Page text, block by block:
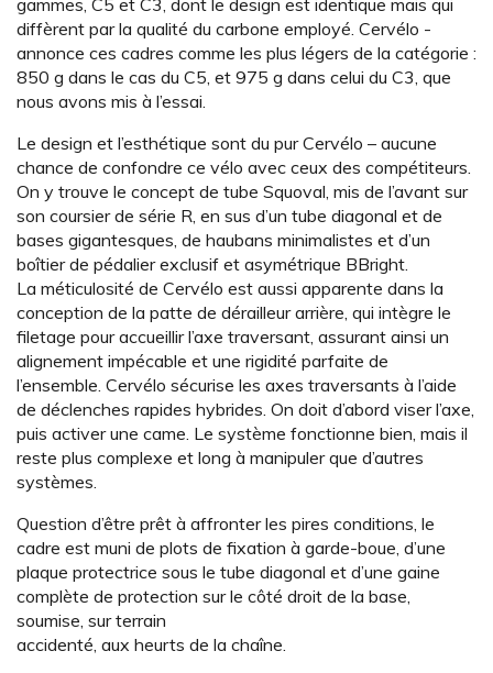
diffèrent par la qualité du ­carbone employé. Cervélo ­
annonce ces cadres comme ­les plus légers de la catégorie :
850 g dans le cas du C5, et 975 g dans celui du C3, que
nous avons mis à l’essai.
Le design et l’esthétique sont du pur Cervélo – aucune
chance de confondre ce vélo avec ceux des compétiteurs.
On y trouve le concept de tube Squoval, mis de l’avant sur
son coursier de série R, en sus d’un tube diagonal et de
bases gigantesques, de haubans minimalistes et d’un
boîtier de pédalier exclusif et asymétrique BBright.
La méticulosité de Cervélo est aussi apparente dans la
conception de la patte de dérailleur arrière, qui intègre le
filetage pour accueillir l’axe traversant, assurant ainsi un
alignement impécable et une rigidité parfaite de
l’ensemble. Cervélo sécurise les axes traversants à l’aide
de déclenches rapides hybrides. On doit d’abord viser l’axe,
puis activer une came. Le système fonctionne bien, mais il
reste plus complexe et long à manipuler que d’autres
systèmes.
Question d’être prêt à affronter les pires conditions, le
cadre est muni de plots de fixation à garde-boue, d’une
plaque protectrice sous le tube diagonal et d’une gaine
complète de protection sur le côté droit de la base,
soumise, sur terrain
accidenté, aux heurts de la chaîne.